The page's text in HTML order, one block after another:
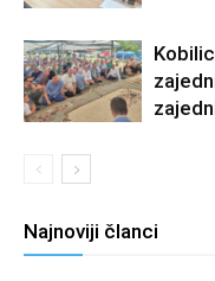
Najnoviji članci